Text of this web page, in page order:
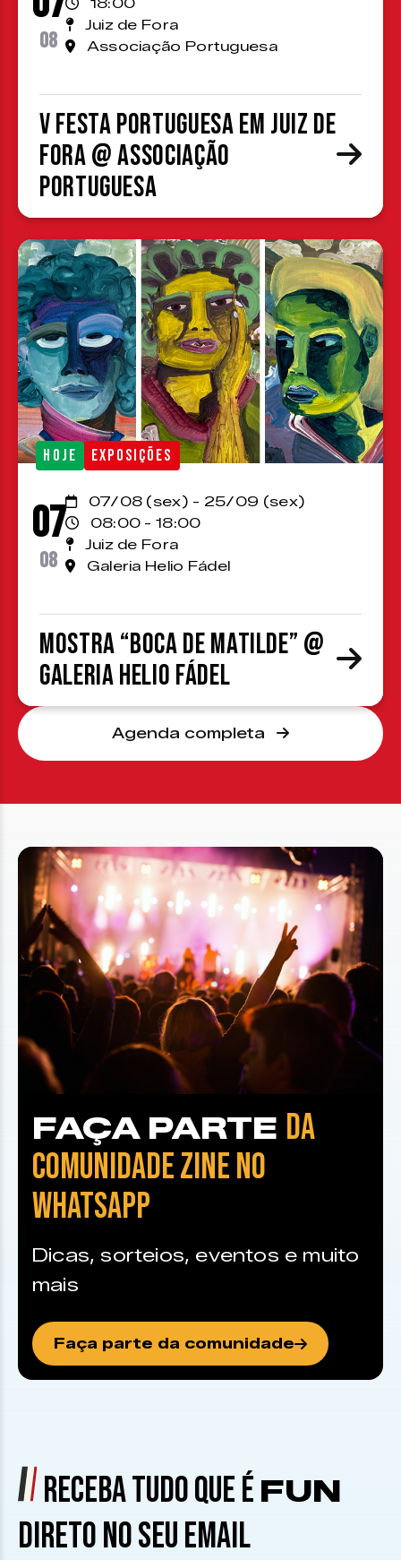
08
18:00
Juiz de Fora
Associação Portuguesa
V Festa Portuguesa em Juiz de
Fora @ Associação
Portuguesa
HOJE EXPOSIÇÕES
07
08
07/08 (sex) - 25/09 (sex)
08:00 - 18:00
Juiz de Fora
Galeria Helio Fádel
Mostra “Boca de Matilde” @
Galeria Helio Fádel
Agenda completa
FAÇA PARTE DA
COMUNIDADE ZINE NO
WHATSAPP
Dicas, sorteios, eventos e muito
mais
Faça parte da comunidade
RECEBA TUDO QUE É FUN
DIRETO NO SEU EMAIL